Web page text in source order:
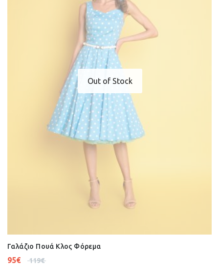
Out of Stock
Γαλάζιο Πουά Κλος Φόρεμα
119€
95€